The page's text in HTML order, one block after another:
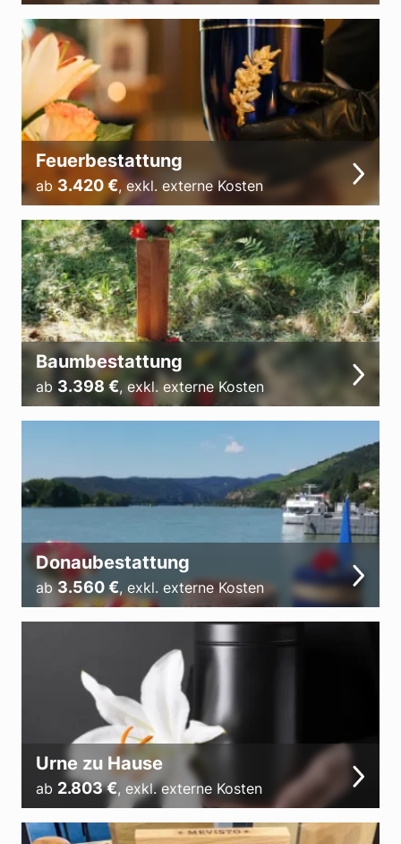
Feuerbestattung
ab 3.420€, exkl. externe Kosten
Baumbestattung
ab 3.398€, exkl. externe Kosten
Donaubestattung
ab3.560€, exkl. externe Kosten
Urne zu Hause
ab 2.803€, exkl. externe Kosten